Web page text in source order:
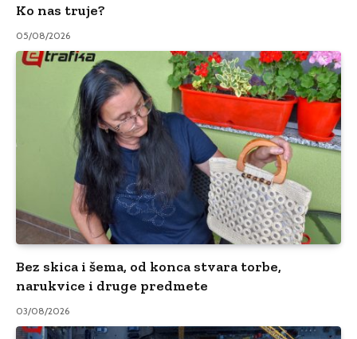
Ko nas truje?
05/08/2026
Bez skica i šema, od konca stvara torbe,
narukvice i druge predmete
03/08/2026